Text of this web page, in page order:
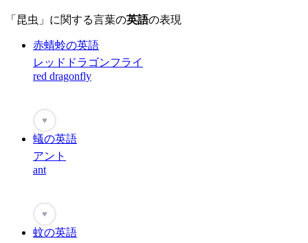
「昆虫」に関する言葉の英語の表現
赤蜻蛉の英語
レッドドラゴンフライ
red dragonfly
♥
蟻の英語
アント
ant
♥
蚊の英語